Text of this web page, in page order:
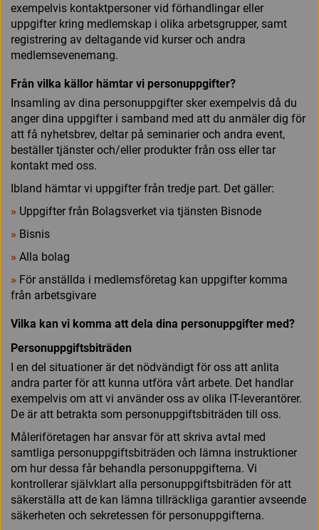
exempelvis kontaktpersoner vid förhandlingar eller
uppgifter kring medlemskap i olika arbetsgrupper, samt
registrering av deltagande vid kurser och andra
medlemsevenemang.
Från vilka källor hämtar vi personuppgifter?
Insamling av dina personuppgifter sker exempelvis då du
anger dina uppgifter i samband med att du anmäler dig för
att få nyhetsbrev, deltar på seminarier och andra event,
beställer tjänster och/eller produkter från oss eller tar
kontakt med oss.
Ibland hämtar vi uppgifter från tredje part. Det gäller:
» Uppgifter från Bolagsverket via tjänsten Bisnode
» Bisnis
» Alla bolag
» För anställda i medlemsföretag kan uppgifter komma
från arbetsgivare
Vilka kan vi komma att dela dina personuppgifter med?
Personuppgiftsbiträden
I en del situationer är det nödvändigt för oss att anlita
andra parter för att kunna utföra vårt arbete. Det handlar
exempelvis om att vi använder oss av olika IT-leverantörer.
De är att betrakta som personuppgiftsbiträden till oss.
Måleriföretagen har ansvar för att skriva avtal med
samtliga personuppgiftsbiträden och lämna instruktioner
om hur dessa får behandla personuppgifterna. Vi
kontrollerar självklart alla personuppgiftsbiträden för att
säkerställa att de kan lämna tillräckliga garantier avseende
säkerheten och sekretessen för personuppgifterna.